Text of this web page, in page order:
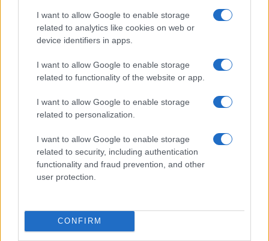
I want to allow Google to enable storage
related to analytics like cookies on web or
device identifiers in apps.
I want to allow Google to enable storage
related to functionality of the website or app.
I want to allow Google to enable storage
related to personalization.
I want to allow Google to enable storage
related to security, including authentication
functionality and fraud prevention, and other
user protection.
CONFIRM